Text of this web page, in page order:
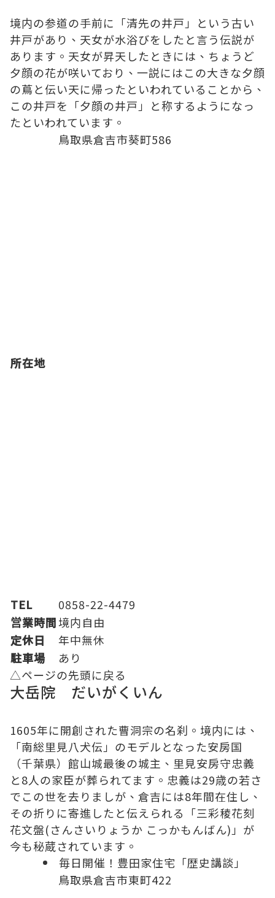
境内の参道の手前に「清先の井戸」という古い
井戸があり、天女が水浴びをしたと言う伝説が
あります。天女が昇天したときには、ちょうど
夕顔の花が咲いており、一説にはこの大きな夕顔
の蔦と伝い天に帰ったといわれていることから、
この井戸を「夕顔の井戸」と称するようになっ
たといわれています。
所在地
鳥取県倉吉市葵町586
TEL
0858-22-4479
営業時間境内自由
定休日
年中無休
駐車場
あり
△ページの先頭に戻る
大岳院 だいがくいん
1605年に開創された曹洞宗の名刹。境内には、
「南総里見八犬伝」のモデルとなった安房国
（千葉県）館山城最後の城主、里見安房守忠義
と8人の家臣が葬られてます。忠義は29歳の若さ
でこの世を去りましが、倉吉には8年間在住し、
その折りに寄進したと伝えられる「三彩稜花刻
花文盤(さんさいりょうか こっかもんばん)」が
今も秘蔵されています。
毎日開催！豊田家住宅「歴史講談」
鳥取県倉吉市東町422